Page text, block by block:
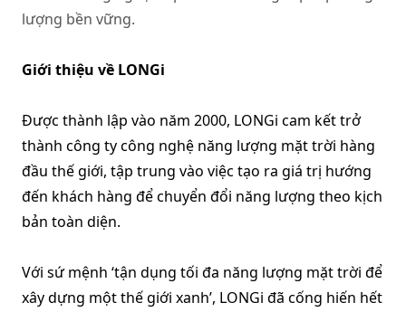
lượng bền vững.
Giới thiệu về LONGi
Được thành lập vào năm 2000, LONGi cam kết trở
thành công ty công nghệ năng lượng mặt trời hàng
đầu thế giới, tập trung vào việc tạo ra giá trị hướng
đến khách hàng để chuyển đổi năng lượng theo kịch
bản toàn diện.
Với sứ mệnh ‘tận dụng tối đa năng lượng mặt trời để
xây dựng một thế giới xanh’, LONGi đã cống hiến hết